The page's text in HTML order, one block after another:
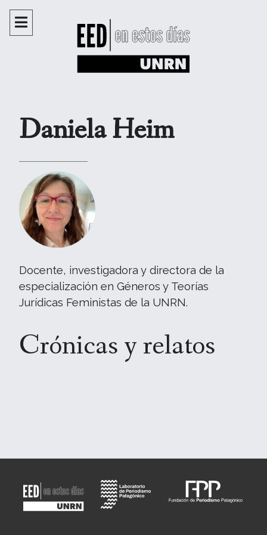
Daniela Heim
Docente, investigadora y directora de la
especialización en Géneros y Teorías
Jurídicas Feministas de la UNRN.
Crónicas y relatos